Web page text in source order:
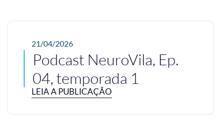
21/04/2026
Podcast NeuroVila, Ep.
04, temporada 1
LEIA A PUBLICAÇÃO